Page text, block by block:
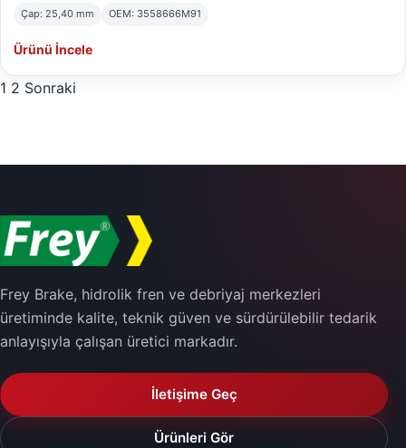
Çap: 25,40 mm OEM: 3558666M91
Ürünü İncele
Yazı sayfalaması
1 2 Sonraki
Frey Brake, hidrolik fren ve debriyaj merkezleri
üretiminde kalite, teknik güven ve sürdürülebilir tedarik
anlayışıyla çalışan üretici markadır.
İletişime Geç
Ürünleri Gör